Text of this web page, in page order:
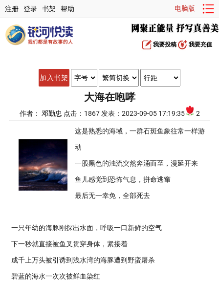
注册 登录 书架 帮助 电脑版
我要投稿 我要充值
加入书架
大海在咆哮
作者： 邓勤忠 点击：1867 发表：2023-09-05 17:19:35 2
这是熟悉的海域，一群石斑鱼象往常一样游
动
一股黑色的浊流突然奔涌而至，漫延开来
鱼儿感觉到恐怖气息，拼命逃窜
最后无一幸免，全部死去
一只年幼的海豚刚探出水面，呼吸一口新鲜的空气
下一秒就直接被鱼叉贯穿身体，紧接着
成千上万头被引诱到浅水湾的海豚遭到野蛮屠杀
碧蓝的海水一次次被鲜血染红